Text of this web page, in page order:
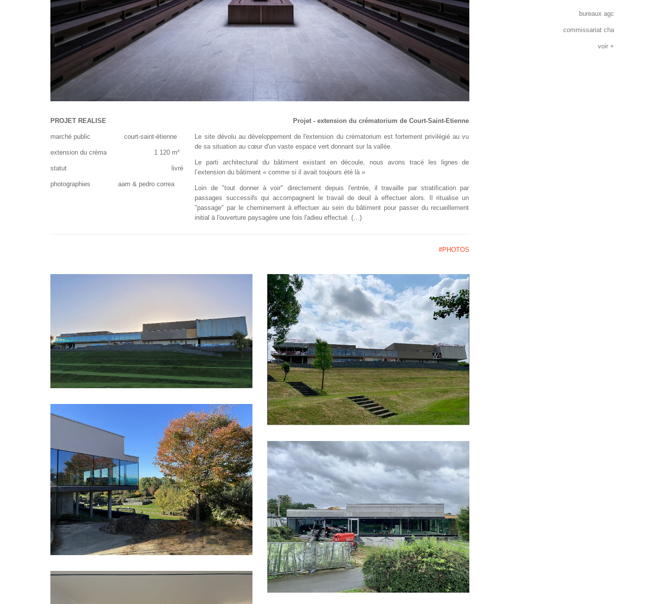
PROJET REALISE
marché public court-saint-étienne
extension du créma 1 120 m²
statut livré
photographies aam & pedro correa
Projet - extension du crématorium de Court-Saint-Etienne
Le site dévolu au développement de l'extension du crématorium est fortement privilégié au vu
de sa situation au cœur d'un vaste espace vert donnant sur la vallée.
Le parti architectural du bâtiment existant en découle, nous avons tracé les lignes de
l’extension du bâtiment « comme si il avait toujours été là »
Loin de "tout donner à voir" directement depuis l'entrée, il travaille par stratification par
passages successifs qui accompagnent le travail de deuil à effectuer alors. Il ritualise un
"passage" par le cheminement à effectuer au sein du bâtiment pour passer du recueillement
initial à l'ouverture paysagère une fois l'adieu effectué. (…)
#PHOTOS
bureaux agc
commissariat cha
voir +